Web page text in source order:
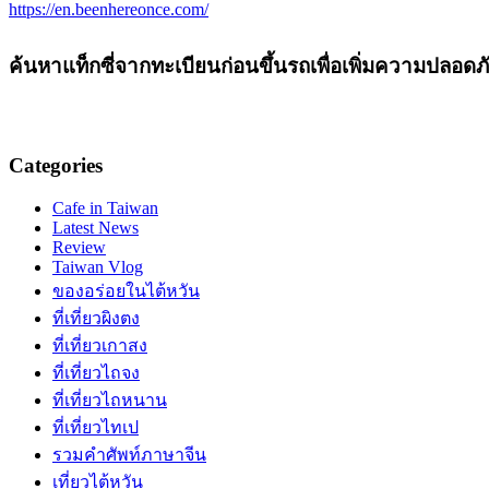
https://en.beenhereonce.com/
ค้นหาแท็กซี่จากทะเบียนก่อนขึ้นรถเพื่อเพิ่มความปลอด
Categories
Cafe in Taiwan
Latest News
Review
Taiwan Vlog
ของอร่อยในไต้หวัน
ที่เที่ยวผิงตง
ที่เที่ยวเกาสง
ที่เที่ยวไถจง
ที่เที่ยวไถหนาน
ที่เที่ยวไทเป
รวมคำศัพท์ภาษาจีน
เที่ยวไต้หวัน